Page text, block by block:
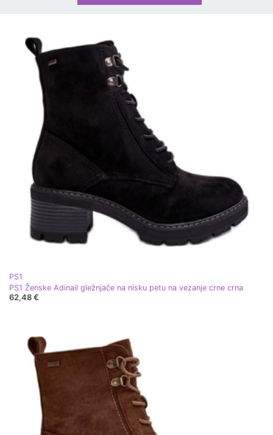
PS1
PS1 Ženske Adinail gležnjače na nisku petu na vezanje crne crna
62,48 €